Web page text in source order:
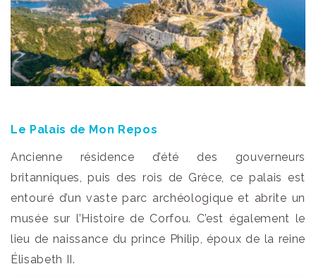
Le Palais de Mon Repos
Ancienne résidence d’été des gouverneurs
britanniques, puis des rois de Grèce, ce palais est
entouré d’un vaste parc archéologique et abrite un
musée sur l’Histoire de Corfou. C’est également le
lieu de naissance du prince Philip, époux de la reine
Élisabeth II.